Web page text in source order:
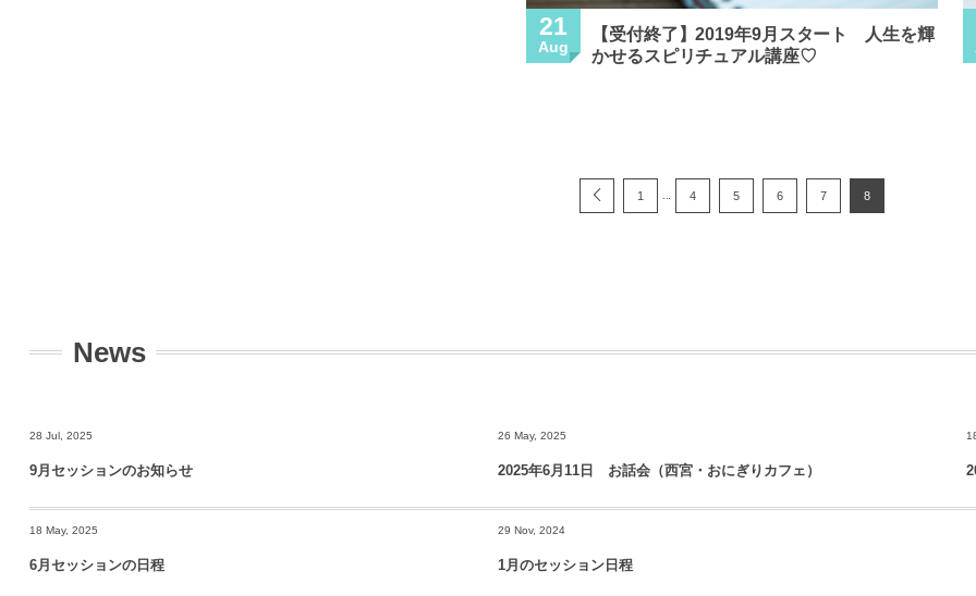
21
Aug
【受付終了】2019年9月スタート 人生を輝
かせるスピリチュアル講座♡
1 4 5 6 7 8
News
28 Jul, 2025
9月セッションのお知らせ
26 May, 2025
2025年6月11日 お話会（西宮・おにぎりカフェ）
18 May, 2025
6月セッションの日程
29 Nov, 2024
1月のセッション日程